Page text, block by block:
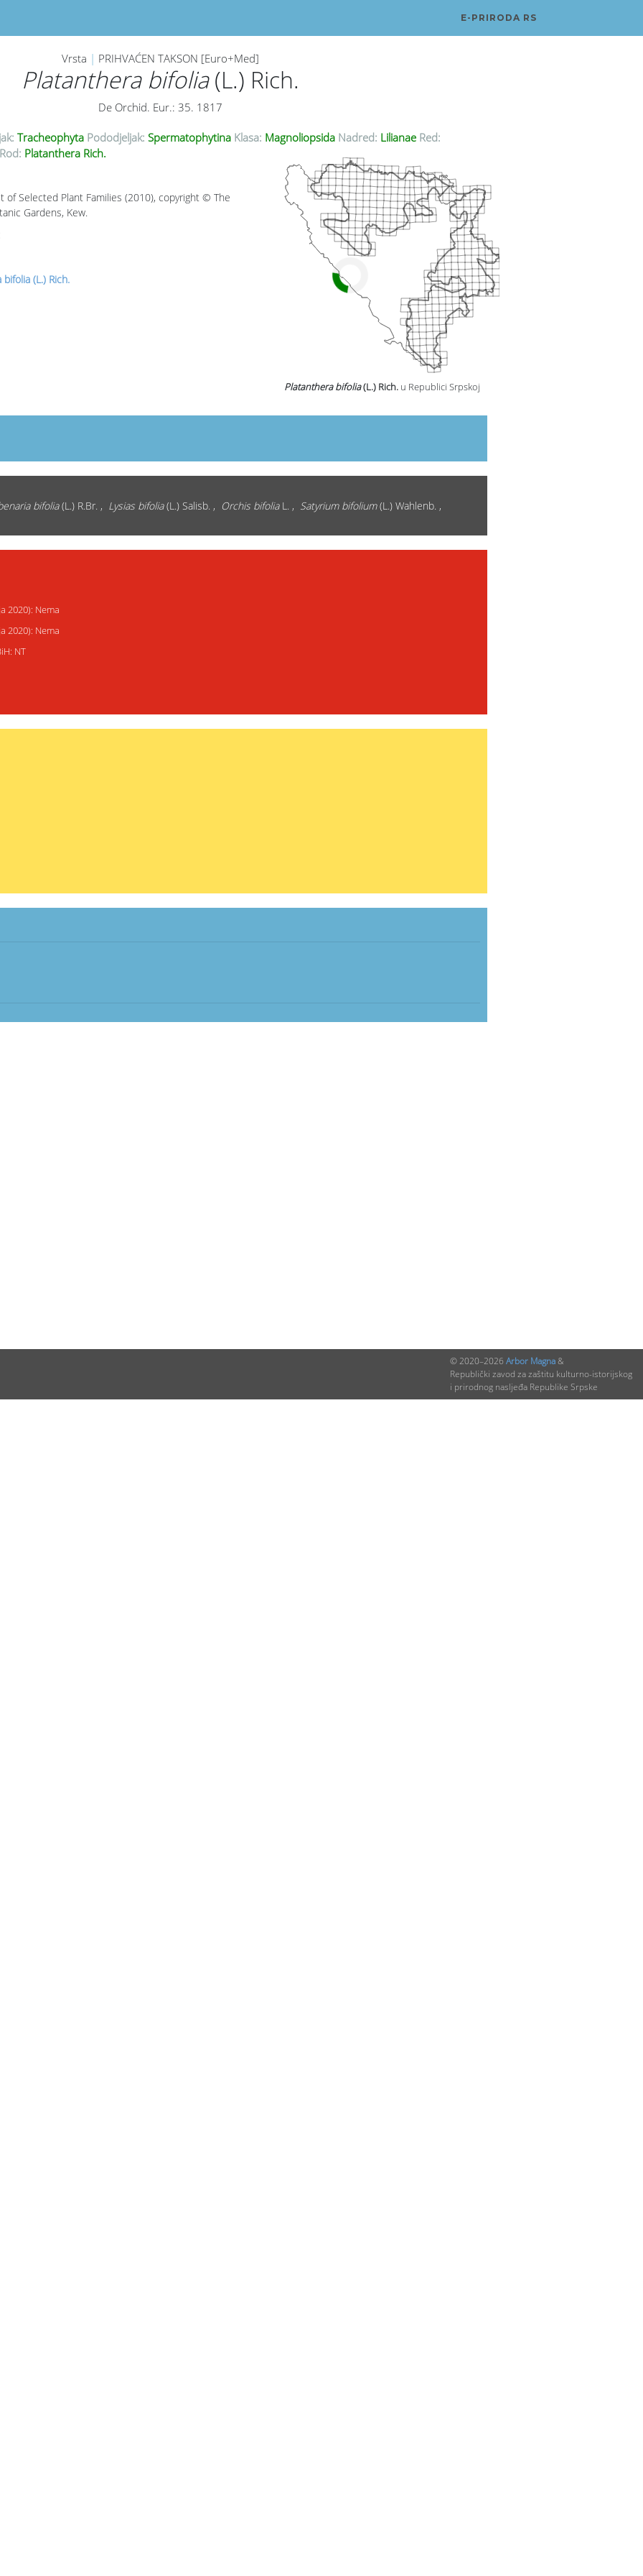
E-PRIRODA RS
Vrsta | PRIHVAĆEN TAKSON [Euro+Med]
Platanthera bifolia(L.) Rich.
De Orchid. Eur.: 35. 1817
Tracheophyta Pododjeljak: Spermatophytina Klasa: Magnoliopsida Nadred: Lilianae Red:
Rod: Platanthera Rich.
of Selected Plant Families (2010), copyright © The
Gardens, Kew.
(L.) Rich.
Platanthera bifolia(L.) Rich. u Republici Srpskoj
bifolia(L.) R.Br. , Lysias bifolia(L.) Salisb. , Orchis bifoliaL. , Satyrium bifolium(L.) Wahlenb. ,
2020): Nema
2020): Nema
NT
© 2020–2026 Arbor Magna&
Republički zavod za zaštitu kulturno-istorijskog
i prirodnog nasljeđa Republike Srpske